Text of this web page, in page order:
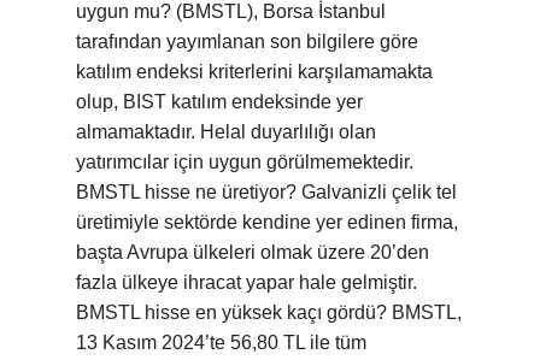
uygun mu? (BMSTL), Borsa İstanbul
tarafından yayımlanan son bilgilere göre
katılım endeksi kriterlerini karşılamamakta
olup, BIST katılım endeksinde yer
almamaktadır. Helal duyarlılığı olan
yatırımcılar için uygun görülmemektedir.
BMSTL hisse ne üretiyor? Galvanizli çelik tel
üretimiyle sektörde kendine yer edinen firma,
başta Avrupa ülkeleri olmak üzere 20’den
fazla ülkeye ihracat yapar hale gelmiştir.
BMSTL hisse en yüksek kaçı gördü? BMSTL,
13 Kasım 2024’te 56,80 TL ile tüm